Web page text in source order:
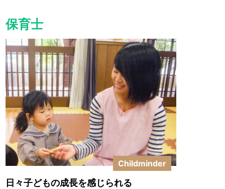
る保育士
Childminder
日々子どもの成長を感じられる